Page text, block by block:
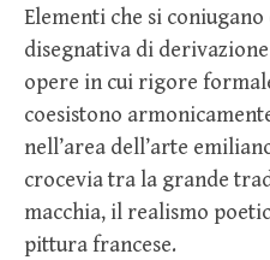
Elementi che si
disegnativa di
opere in cui rigore
coesistono
nell’area dell’arte
crocevia tra la grande
macchia, il realismo
pittura francese.